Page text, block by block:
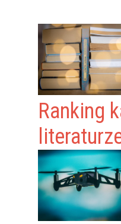
Ranking